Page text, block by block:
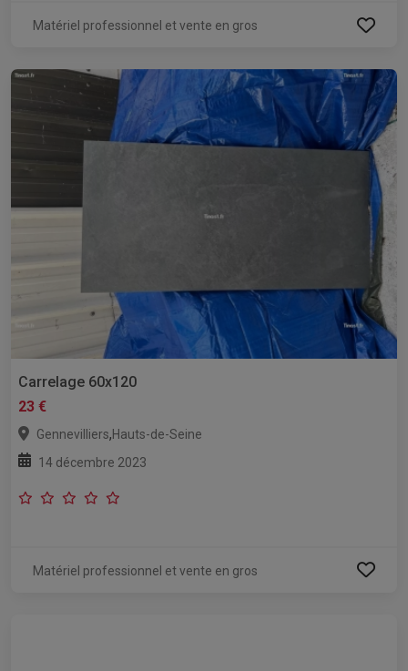
Matériel professionnel et vente en gros
Carrelage 60x120
23 €
Gennevilliers,Hauts-de-Seine
14 décembre 2023
Matériel professionnel et vente en gros